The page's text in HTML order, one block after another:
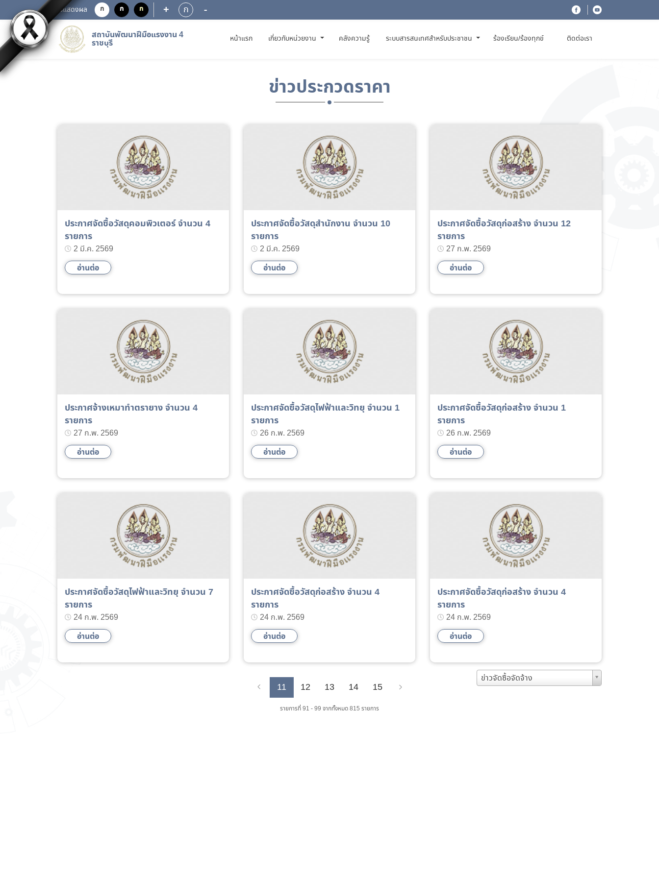
การแสดงผล ก ก ก + ก -
สถาบันพัฒนาฝีมือแรงงาน 4
ราชบุรี หน้าแรก(CURRENT)
เกี่ยวกับหน่วยงาน คลังความรู้ ระบบสารสนเทศสำหรับประชาชน ร้องเรียน/ร้องทุกข์ ติดต่อเรา
ข่าวประกวดราคา
ประกาศจัดซื้อวัสดุคอมพิวเตอร์ จำนวน 4
รายการ
2 มี.ค. 2569
อ่านต่อ
ประกาศจัดซื้อวัสดุสำนักงาน จำนวน 10
รายการ
2 มี.ค. 2569
อ่านต่อ
ประกาศจัดซื้อวัสดุก่อสร้าง จำนวน 12
รายการ
27 ก.พ. 2569
อ่านต่อ
ประกาศจ้างเหมาทำตรายาง จำนวน 4
รายการ
27 ก.พ. 2569
อ่านต่อ
ประกาศจัดซื้อวัสดุไฟฟ้าและวิทยุ จำนวน 1
รายการ
26 ก.พ. 2569
อ่านต่อ
ประกาศจัดซื้อวัสดุก่อสร้าง จำนวน 1
รายการ
26 ก.พ. 2569
อ่านต่อ
ประกาศจัดซื้อวัสดุไฟฟ้าและวิทยุ จำนวน 7
รายการ
24 ก.พ. 2569
อ่านต่อ
ประกาศจัดซื้อวัสดุก่อสร้าง จำนวน 4
รายการ
24 ก.พ. 2569
อ่านต่อ
ประกาศจัดซื้อวัสดุก่อสร้าง จำนวน 4
รายการ
24 ก.พ. 2569
อ่านต่อ
Previous
11 12 13 14 15
รายการที่ 91 - 99 จากทั้งหมด 815 รายการ
ข่าวจัดซื้อจัดจ้าง